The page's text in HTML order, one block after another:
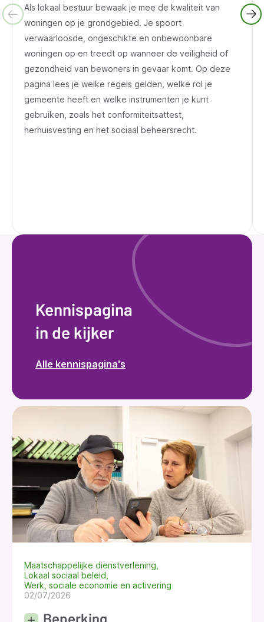
Als lokaal bestuur bewaak je mee de kwaliteit van
woningen op je grondgebied. Je spoort
verwaarloosde, ongeschikte en onbewoonbare
woningen op en treedt op wanneer de veiligheid of
gezondheid van bewoners in gevaar komt. Op deze
pagina lees je welke regels gelden, welke rol je
gemeente heeft en welke instrumenten je kunt
gebruiken, zoals het conformiteitsattest,
herhuisvesting en het sociaal beheersrecht.
Kennispagina
in de kijker
Alle kennispagina's
Maatschappelijke dienstverlening
Lokaal sociaal beleid
Werk, sociale economie en activering
02/07/2026
Beperking